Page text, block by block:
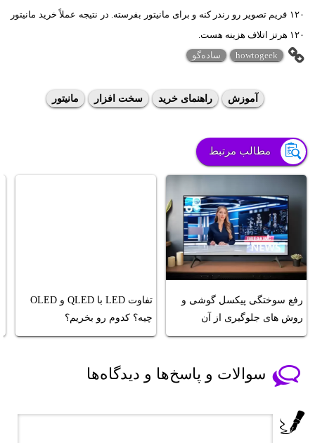
۱۲۰ فریم تصویر رو رندر کنه و برای مانیتور بفرسته. در نتیجه عملاً خرید مانیتور
۱۲۰ هرتز اتلاف هزینه هست.
howtogeek
ساده‌گو
آموزش راهنمای خرید سخت افزار مانیتور
مطالب مرتبط
رفع سوختگی پیکسل گوشی و
روش های جلوگیری از آن
تفاوت LED با QLED و OLED
چیه؟ کدوم رو بخریم؟
سوالات و پاسخ‌ها و دیدگاه‌ها